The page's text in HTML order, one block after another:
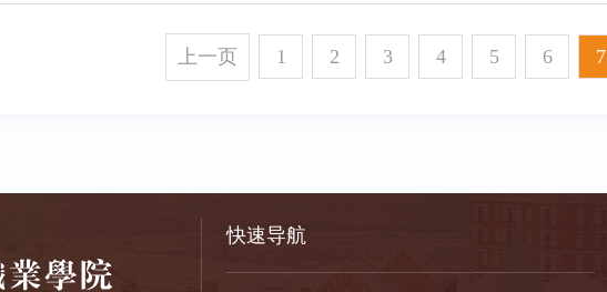
上一页 1 2 3 4 5 6 7
快速导航